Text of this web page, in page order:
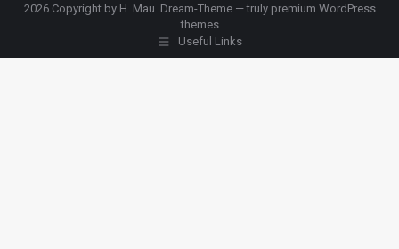
2026 Copyright by H. Mau Dream-Theme — truly premium WordPress
themes
Useful Links